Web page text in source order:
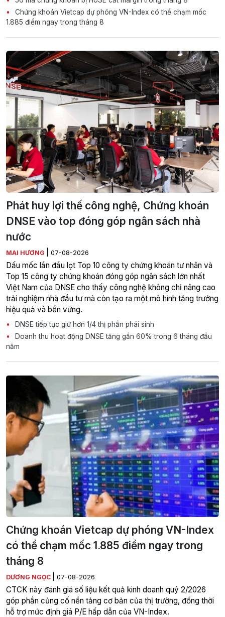
Chứng khoán Vietcap dự phóng VN-Index có thể chạm mốc
1.885 điểm ngay trong tháng 8
Phát huy lợi thế công nghệ, Chứng khoán
DNSE vào top đóng góp ngân sách nhà
nước
MAI HƯƠNG 07-08-2026
Dấu mốc lần đầu lọt Top 10 công ty chứng khoán tư nhân và
Top 15 công ty chứng khoán đóng góp ngân sách lớn nhất
Việt Nam của DNSE cho thấy công nghệ không chỉ nâng cao
trải nghiệm nhà đầu tư mà còn tạo ra một mô hình tăng trưởng
hiệu quả và bền vững.
DNSE tiếp tục giữ hơn 1/4 thị phần phái sinh
Doanh thu hoạt động DNSE tăng gần 60% trong 6 tháng đầu
năm
Chứng khoán Vietcap dự phóng VN-Index
có thể chạm mốc 1.885 điểm ngay trong
tháng 8
DƯƠNG NGỌC 07-08-2026
CTCK này đánh giá số liệu kết quả kinh doanh quý 2/2026
góp phần củng cố nền tảng cơ bản của thị trường, đồng thời
hỗ trợ mức định giá P/E hấp dẫn của VN-Index.